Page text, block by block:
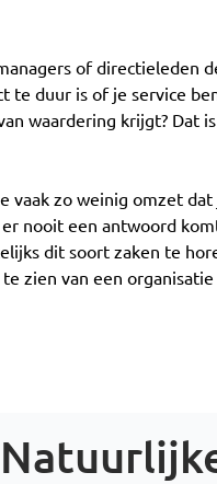
of
te duur is of je service
waardering krijgt? Dat
vaak zo weinig omzet
nooit een antwoord
dit soort zaken te
zien van een